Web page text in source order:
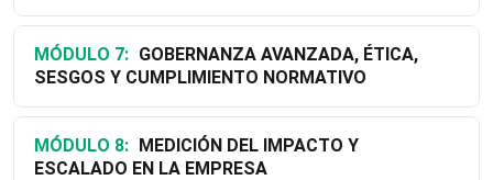
MÓDULO 7:
SESGOS Y CUMPLIMIENTO NORMATIVO
MÓDULO 8:
ESCALADO EN LA EMPRESA